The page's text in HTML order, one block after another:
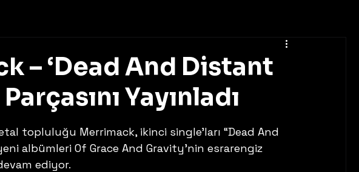
– ‘Dead And Distant
Yayınladı
topluluğu Merrimack, ikinci single’ları “Dead And
albümleri Of Grace And Gravity’nin esrarengiz
ediyor.